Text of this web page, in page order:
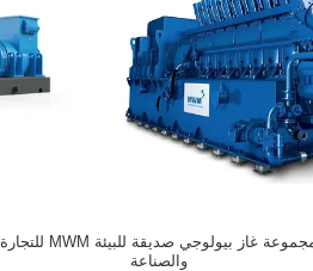
مجموعة غاز بيولوجي صديقة للبيئة MWM للتجارة
والصناعة